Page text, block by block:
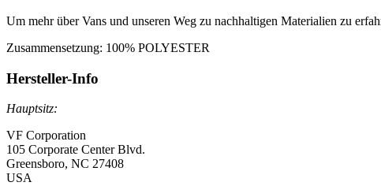
Um mehr über Vans und unseren Weg zu nachhaltigen Materialien zu
Zusammensetzung: 100% POLYESTER
Hersteller-Info
Hauptsitz:
VF Corporation
105 Corporate Center Blvd.
Greensboro, NC 27408
USA